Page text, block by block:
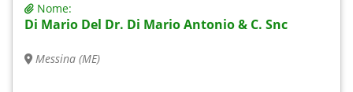
Nome:
Di Mario Del Dr. Di Mario Antonio & C. Snc
Messina (ME)